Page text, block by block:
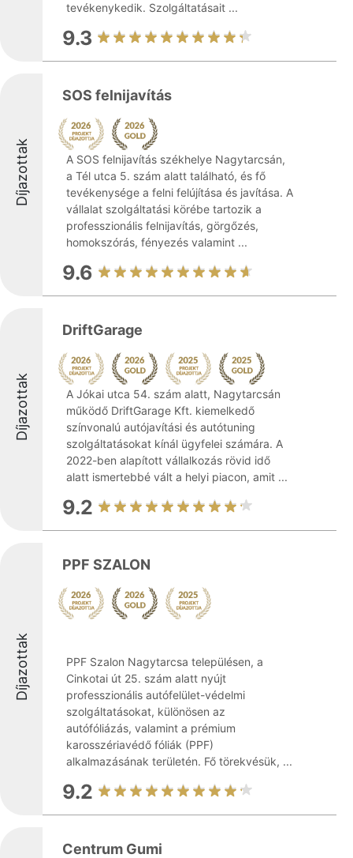
tevékenykedik. Szolgáltatásait ...
9.3
Díjazottak
SOS felnijavítás
A SOS felnijavítás székhelye Nagytarcsán,
a Tél utca 5. szám alatt található, és fő
tevékenysége a felni felújítása és javítása. A
vállalat szolgáltatási körébe tartozik a
professzionális felnijavítás, görgőzés,
homokszórás, fényezés valamint ...
9.6
Díjazottak
DriftGarage
A Jókai utca 54. szám alatt, Nagytarcsán
működő DriftGarage Kft. kiemelkedő
színvonalú autójavítási és autótuning
szolgáltatásokat kínál ügyfelei számára. A
2022-ben alapított vállalkozás rövid idő
alatt ismertebbé vált a helyi piacon, amit ...
9.2
Díjazottak
PPF SZALON
PPF Szalon Nagytarcsa településen, a
Cinkotai út 25. szám alatt nyújt
professzionális autófelület-védelmi
szolgáltatásokat, különösen az
autófóliázás, valamint a prémium
karosszériavédő fóliák (PPF)
alkalmazásának területén. Fő törekvésük, ...
9.2
Centrum Gumi